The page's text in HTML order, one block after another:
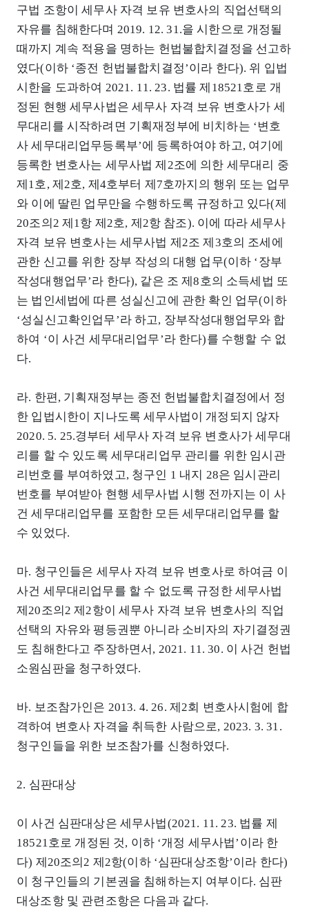
구법 조항이 세무사 자격 보유 변호사의 직업선택의
자유를 침해한다며 2019. 12. 31.을 시한으로 개정될
때까지 계속 적용을 명하는 헌법불합치결정을 선고하
였다(이하 ‘종전 헌법불합치결정’이라 한다). 위 입법
시한을 도과하여 2021. 11. 23. 법률 제18521호로 개
정된 현행 세무사법은 세무사 자격 보유 변호사가 세
무대리를 시작하려면 기획재정부에 비치하는 ‘변호
사 세무대리업무등록부’에 등록하여야 하고, 여기에
등록한 변호사는 세무사법 제2조에 의한 세무대리 중
제1호, 제2호, 제4호부터 제7호까지의 행위 또는 업무
와 이에 딸린 업무만을 수행하도록 규정하고 있다(제
20조의2 제1항 제2호, 제2항 참조). 이에 따라 세무사
자격 보유 변호사는 세무사법 제2조 제3호의 조세에
관한 신고를 위한 장부 작성의 대행 업무(이하 ‘장부
작성대행업무’라 한다), 같은 조 제8호의 소득세법 또
는 법인세법에 따른 성실신고에 관한 확인 업무(이하
‘성실신고확인업무’라 하고, 장부작성대행업무와 합
하여 ‘이 사건 세무대리업무’라 한다)를 수행할 수 없
다.
라. 한편, 기획재정부는 종전 헌법불합치결정에서 정
한 입법시한이 지나도록 세무사법이 개정되지 않자
2020. 5. 25.경부터 세무사 자격 보유 변호사가 세무대
리를 할 수 있도록 세무대리업무 관리를 위한 임시관
리번호를 부여하였고, 청구인 1 내지 28은 임시관리
번호를 부여받아 현행 세무사법 시행 전까지는 이 사
건 세무대리업무를 포함한 모든 세무대리업무를 할
수 있었다.
마. 청구인들은 세무사 자격 보유 변호사로 하여금 이
사건 세무대리업무를 할 수 없도록 규정한 세무사법
제20조의2 제2항이 세무사 자격 보유 변호사의 직업
선택의 자유와 평등권뿐 아니라 소비자의 자기결정권
도 침해한다고 주장하면서, 2021. 11. 30. 이 사건 헌법
소원심판을 청구하였다.
바. 보조참가인은 2013. 4. 26. 제2회 변호사시험에 합
격하여 변호사 자격을 취득한 사람으로, 2023. 3. 31.
청구인들을 위한 보조참가를 신청하였다.
2. 심판대상
이 사건 심판대상은 세무사법(2021. 11. 23. 법률 제
18521호로 개정된 것, 이하 ‘개정 세무사법’이라 한
다) 제20조의2 제2항(이하 ‘심판대상조항’이라 한다)
이 청구인들의 기본권을 침해하는지 여부이다. 심판
대상조항 및 관련조항은 다음과 같다.